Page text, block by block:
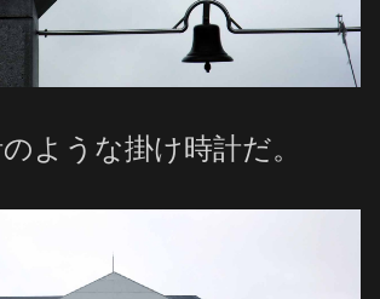
ような掛け時計だ。